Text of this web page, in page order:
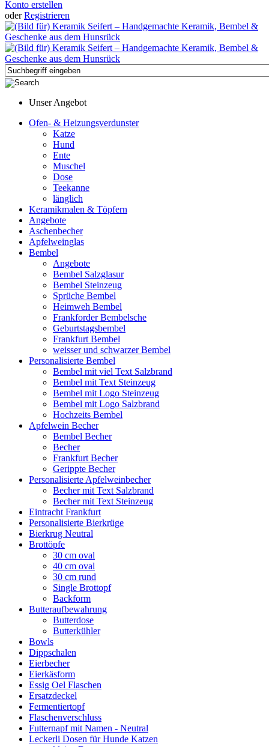
Konto erstellen
oder Registrieren
Unser Angebot
Ofen- & Heizungsverdunster
Katze
Hund
Ente
Muschel
Dose
Teekanne
länglich
Keramikmalen & Töpfern
Angebote
Aschenbecher
Apfelweinglas
Bembel
Angebote
Bembel Salzglasur
Bembel Steinzeug
Sprüche Bembel
Heimweh Bembel
Frankforder Bembelsche
Geburtstagsbembel
Frankfurt Bembel
weisser und schwarzer Bembel
Personalisierte Bembel
Bembel mit viel Text Salzbrand
Bembel mit Text Steinzeug
Bembel mit Logo Steinzeug
Bembel mit Logo Salzbrand
Hochzeits Bembel
Apfelwein Becher
Bembel Becher
Becher
Frankfurt Becher
Gerippte Becher
Personalisierte Apfelweinbecher
Becher mit Text Salzbrand
Becher mit Text Steinzeug
Eintracht Frankfurt
Personalisierte Bierkrüge
Bierkrug Neutral
Brottöpfe
30 cm oval
40 cm oval
30 cm rund
Single Brottopf
Backform
Butteraufbewahrung
Butterdose
Butterkühler
Bowls
Dippschalen
Eierbecher
Eierkäsform
Essig Oel Flaschen
Ersatzdeckel
Fermentiertopf
Flaschenverschluss
Futternapf mit Namen - Neutral
Leckerli Dosen für Hunde Katzen